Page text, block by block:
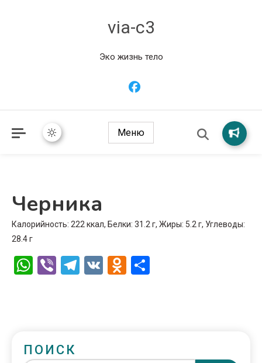
via-c3
Эко жизнь тело
Меню
Черника
Калорийность: 222 ккал, Белки: 31.2 г, Жиры: 5.2 г, Углеводы:
28.4 г
WhatsApp
ViberTelegram
VK Odnoklassniki
ПОИСК